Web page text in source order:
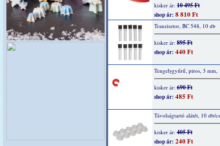
kisker ár: 10 495 Ft
shop ár: 8 810 Ft
Tranzisztor, BC 548, 10 db
kisker ár: 895 Ft
shop ár: 440 Ft
Tengelygyűrű, piros, 3 mm,
kisker ár: 690 Ft
shop ár: 485 Ft
Távolságtartó alátét, 10 db/cs
kisker ár: 405 Ft
shop ár: 240 Ft